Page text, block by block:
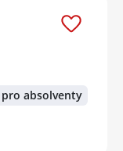
absolventy